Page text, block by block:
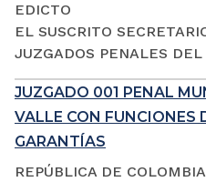
EDICTO
EL SUSCRITO
JUZGADOS PENALES DEL
JUZGADO 001 PENAL
VALLE CON FUNCIONES
GARANTÍAS
REPÚBLICA DE